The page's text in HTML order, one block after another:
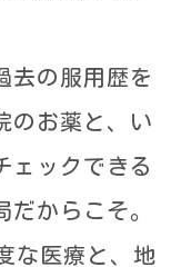
去の服用歴を
のお薬と、い
ェックできる
からこそ。
な医療と、地